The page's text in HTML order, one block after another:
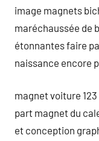
image magnets
maréchaussée de
étonnantes faire
naissance encore
magnet voiture
part magnet du
et conception